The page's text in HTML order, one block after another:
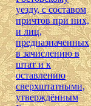
уезду, с составом
причтов при них,
и лиц,
предназначенных
в зачислению в
штат и к
оставлению
сверхштатными,
утверждённым